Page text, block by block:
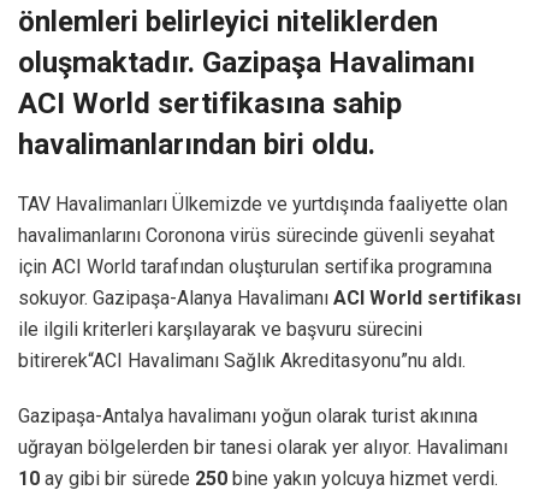
önlemleri belirleyici niteliklerden
oluşmaktadır. Gazipaşa Havalimanı
ACI World sertifikasına sahip
havalimanlarından biri oldu.
TAV Havalimanları Ülkemizde ve yurtdışında faaliyette olan
havalimanlarını Coronona virüs sürecinde güvenli seyahat
için ACI World tarafından oluşturulan sertifika programına
sokuyor. Gazipaşa-Alanya Havalimanı ACI World sertifikası
ile ilgili kriterleri karşılayarak ve başvuru sürecini
bitirerek“ACI Havalimanı Sağlık Akreditasyonu”nu aldı.
Gazipaşa-Antalya havalimanı yoğun olarak turist akınına
uğrayan bölgelerden bir tanesi olarak yer alıyor. Havalimanı
10 ay gibi bir sürede 250 bine yakın yolcuya hizmet verdi.